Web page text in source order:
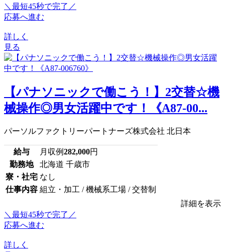
＼最短45秒で完了／
応募へ進む
詳しく
見る
【パナソニックで働こう！】2交替☆機
械操作◎男女活躍中です！《A87-00...
パーソルファクトリーパートナーズ株式会社 北日本
給与 月収例282,000円
勤務地
北海道 千歳市
寮・社宅 なし
仕事内容 組立・加工 / 機械系工場 / 交替制
詳細を表示
＼最短45秒で完了／
応募へ進む
詳しく